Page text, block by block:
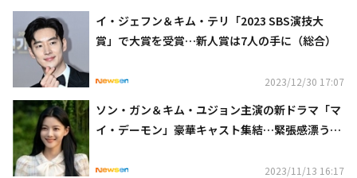
イ・ジェフン＆キム・テリ「2023 SBS演技大
賞」で大賞を受賞…新人賞は7人の手に（総合）
2023/12/30 17:07
ソン・ガン＆キム・ユジョン主演の新ドラマ「マ
イ・デーモン」豪華キャスト集結…緊張感漂う晩
2023/11/13 16:17